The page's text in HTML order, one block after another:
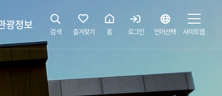
광정보 검색 즐겨찾기 홈 로그인 언어선택 사이트맵